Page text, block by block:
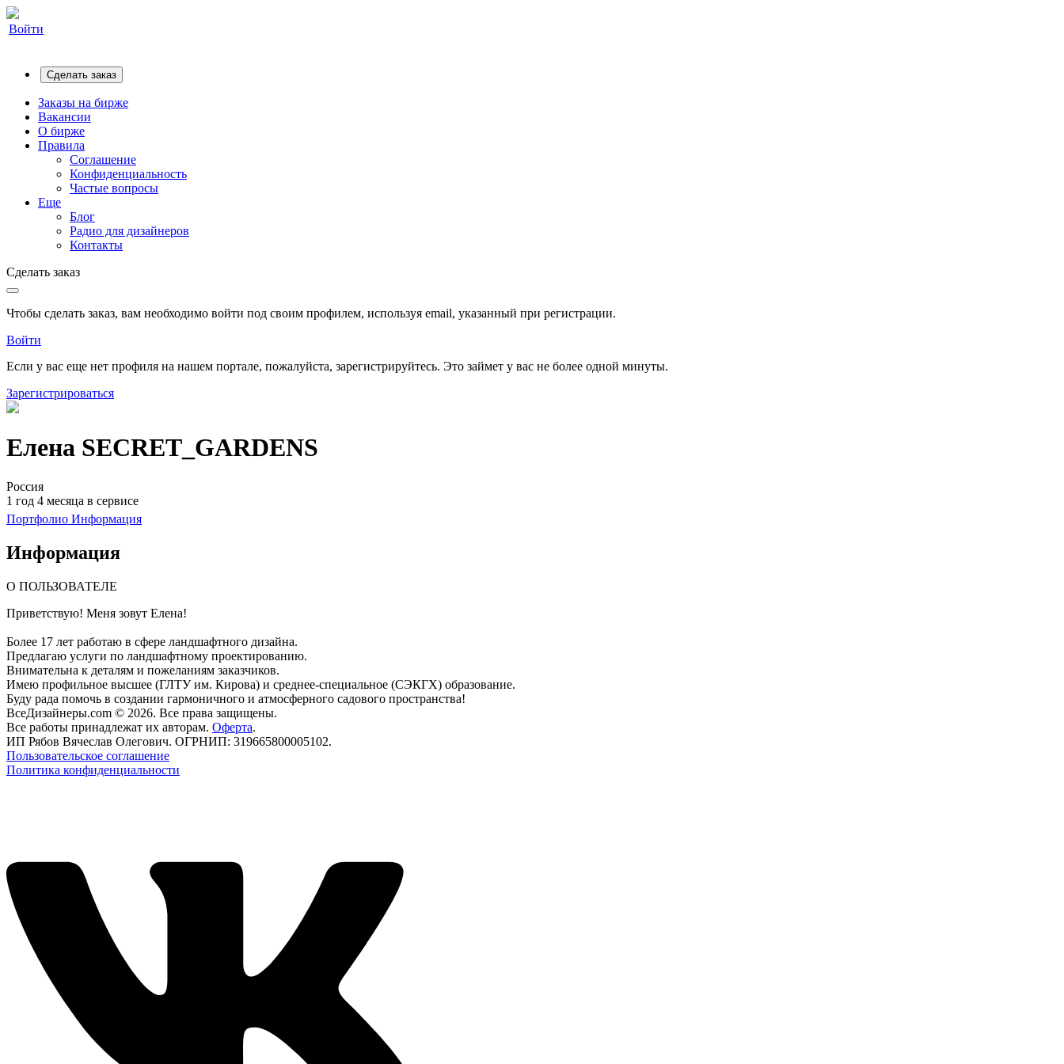
Войти
Сделать заказ
Заказы на бирже
Вакансии
О бирже
Правила
Соглашение
Конфиденциальность
Частые вопросы
Еще
Блог
Радио для дизайнеров
Контакты
Сделать заказ
Чтобы сделать заказ, вам необходимо войти под своим профилем, используя email, указанный при регистрации.
Войти
Если у вас еще нет профиля на нашем портале, пожалуйста, зарегистрируйтесь. Это займет у вас не более одной минуты.
Зарегистрироваться
Елена SECRET_GARDENS
Россия
1 год 4 месяца в сервисе
Портфолио Информация
Информация
О ПОЛЬЗОВАТЕЛЕ
Приветствую! Меня зовут Елена!
Более 17 лет работаю в сфере ландшафтного дизайна.
Предлагаю услуги по ландшафтному проектированию.
Внимательна к деталям и пожеланиям заказчиков.
Имею профильное высшее (ГЛТУ им. Кирова) и среднее-специальное (СЭКГХ) образование.
Буду рада помочь в создании гармоничного и атмосферного садового пространства!
ВсеДизайнеры.com © 2026. Все права защищены.
Все работы принадлежат их авторам. Оферта.
ИП Рябов Вячеслав Олегович. ОГРНИП: 319665800005102.
Пользовательское соглашение
Политика конфиденциальности